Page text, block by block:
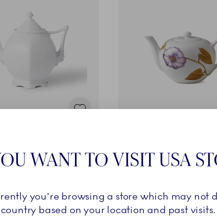
WARENKORB LEGEN
189,00 €
IN DEN
WANT TO VISIT USA
you're browsing a store which may not
country based on your location and past visits.